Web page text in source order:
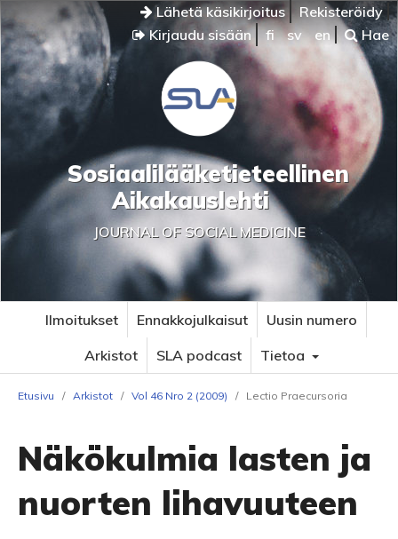
Lähetä käsikirjoitus
Rekisteröidy
Kirjaudu sisään
fi sv en Hae
Sosiaalilääketieteellinen
Aikakauslehti
JOURNAL OF SOCIAL MEDICINE
Ilmoitukset Ennakkojulkaisut
Uusin numero
Arkistot
SLA podcast Tietoa
Etusivu / Arkistot / Vol 46 Nro 2 (2009) / Lectio Praecursoria
Näkökulmia lasten ja
nuorten lihavuuteen